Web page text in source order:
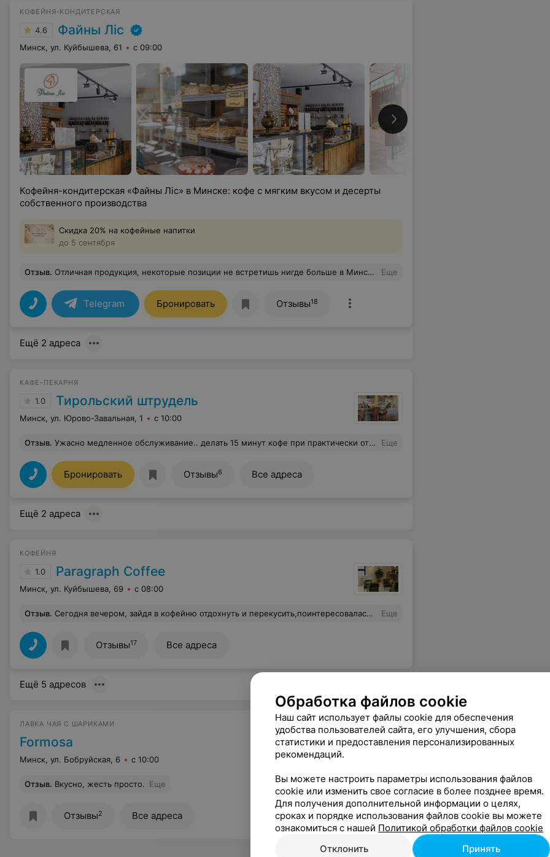
КОФЕЙНЯ-КОНДИТЕРСКАЯ
4.6 Файны Лic
Минск, ул. Куйбышева, 61 с 09:00
Кофейня-кондитерская «Файны Лiс» в Минске: кофе с мягким вкусом и десерты
собственного производства
Скидка 20% на кофейные напитки
до 5 сентября
Отзыв. Отличная продукция, некоторые позиции не встретишь нигде больше в Минске. Нежно люблю их новинку-Лимонно-черничное чудо! Еще
Telegram Бронировать Отзывы18
Ещё 2 адреса
КАФЕ-ПЕКАРНЯ
1.0 Тирольский штрудель
Минск, ул. Юрово-Завальная, 1 с 10:00
Отзыв. Ужасно медленное обслуживание.. делать 15 минут кофе при практически отсутствии гостей.. ту мач, я считаю Еще
Бронировать Отзывы6 Все адреса
Ещё 2 адреса
КОФЕЙНЯ
1.0 Paragraph Coffee
Минск, ул. Куйбышева, 69 с 08:00
Отзыв. Сегодня вечером, зайдя в кофейню отдохнуть и перекусить,поинтересовалась есть ли декаф. Сотрудница работала без бейджика, поэтому узнать её имя удалось только после моего вопроса - Анна. На мой вопрос прозвучал такой ответ: «Мы обходимся без декафов всяких»! Сложилось впечатление, что сотрудница либо не понимает, что такое декаф и почему его выбирают гости, либо считает допустимым подобный тон. Между тем кофе без кофеина люди выбирают по состоянию здоровья, во время беременности или по др уважительным причинам. Вместо помощи и предложения альтернативы, на моё замечание о тоне,я услышала: «Это ваши реакции». Почему сотрудник работает без бейджика? И почему человек, который общается с гостями, позволяет себе подобные высказывания и таким пренебрежительным тоном? Надеюсь, что руководство обратит на это внимание. Еще
Отзывы17 Все адреса
Ещё 5 адресов
ЛАВКА ЧАЯ С ШАРИКАМИ
Formosa
Минск, ул. Бобруйская, 6 с 10:00
Отзыв. Вкусно, жесть просто. Еще
Отзывы2 Все адреса
Обработка файлов cookie
Наш сайт использует файлы cookie для обеспечения
удобства пользователей сайта, его улучшения, сбора
статистики и предоставления персонализированных
рекомендаций.
Вы можете настроить параметры использования файлов
cookie или изменить свое согласие в более позднее время.
Для получения дополнительной информации о целях,
сроках и порядке использования файлов cookie вы можете
ознакомиться с нашей Политикой обработки файлов cookie
Отклонить
Принять